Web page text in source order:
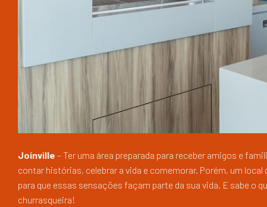
Joinville – Ter uma área preparada para receber amigos e
contar histórias, celebrar a vida e comemorar. Porém, um
para que essas sensações façam parte da sua vida. E sabe o
churrasqueira!